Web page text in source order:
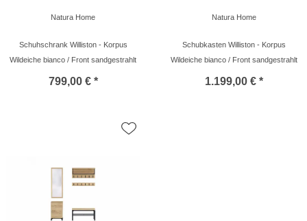
Natura Home
Schuhschrank Williston - Korpus
Wildeiche bianco / Front sandgestrahlt
799,00 € *
Natura Home
Schubkasten Williston - Korpus
Wildeiche bianco / Front sandgestrahlt
1.199,00 € *